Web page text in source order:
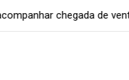
em SP Geral